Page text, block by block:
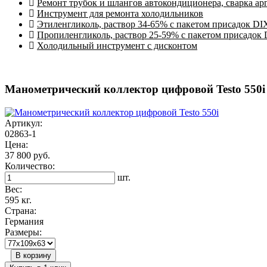
Ремонт трубок и шлангов автокондиционера, сварка
Инструмент для ремонта холодильников
Этиленгликоль, раствор 34-65% с пакетом присадок
Пропиленгликоль, раствор 25-59% с пакетом присадок
Холодильный инструмент с дисконтом
Манометрический коллектор цифровой Testo 550i
Артикул:
02863-1
Цена:
37 800 руб.
Количество:
шт.
Вес:
595 кг.
Страна:
Германия
Размеры:
В корзину